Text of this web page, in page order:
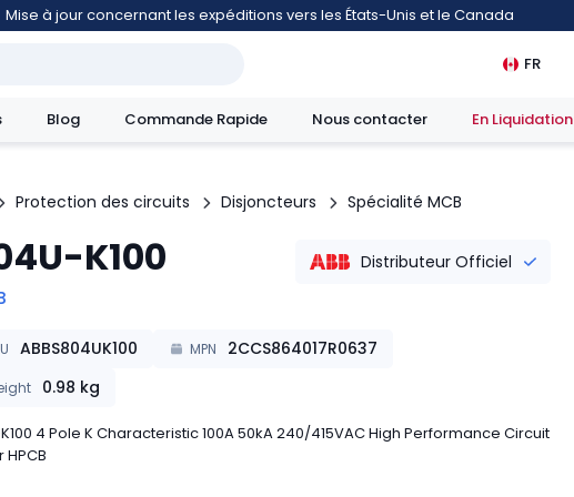
Mise à jour concernant les expéditions vers les États-Unis et le Canada
FR
Blog Commande Rapide Nous contacter En Liquidation
Protection des circuits Disjoncteurs Spécialité MCB
K100 Distributeur Officiel
ABBS804UK100 MPN 2CCS864017R0637
0.98 kg
4 Pole K Characteristic 100A 50kA 240/415VAC High Performance Circuit